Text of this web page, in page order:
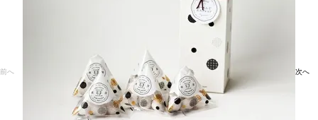
前へ 次へ